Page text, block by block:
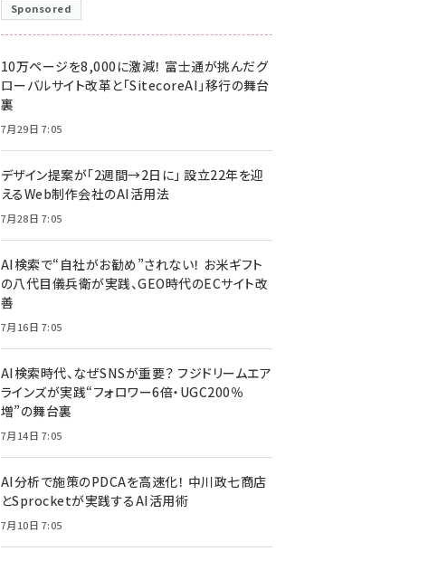
Sponsored
10万ページを8,000に激減！ 富士通が挑んだグ
ローバルサイト改革と「SitecoreAI」移行の舞台
裏
7月29日 7:05
デザイン提案が「2週間→2日に」 設立22年を迎
えるWeb制作会社のAI活用法
7月28日 7:05
AI検索で“自社がお勧め”されない！ お米ギフト
の八代目儀兵衛が実践、GEO時代のECサイト改
善
7月16日 7:05
AI検索時代、なぜSNSが重要？ フジドリームエア
ラインズが実践“フォロワー6倍・UGC200％
増”の舞台裏
7月14日 7:05
AI分析で施策のPDCAを高速化！ 中川政七商店
とSprocketが実践するAI活用術
7月10日 7:05